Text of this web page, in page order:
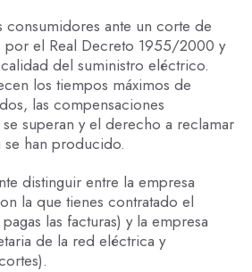
consumidores ante un corte de
por el Real Decreto 1955/2000 y
del suministro eléctrico.
los tiempos máximos de
las compensaciones
superan y el derecho a reclamar
han producido.
distinguir entre la empresa
la que tienes contratado el
las facturas) y la empresa
de la red eléctrica y